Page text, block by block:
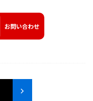
お問い合わせ